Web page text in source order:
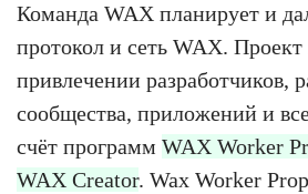
Команда WAX планирует и
протокол и сеть WAX. Проект
привлечении разработчиков,
сообщества, приложений и
счёт программ WAX Worker
WAX Creator. Wax Worker